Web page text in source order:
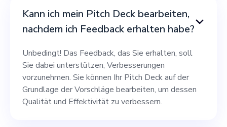
Kann ich mein Pitch Deck bearbeiten,
nachdem ich Feedback erhalten habe?
Unbedingt! Das Feedback, das Sie erhalten, soll
Sie dabei unterstützen, Verbesserungen
vorzunehmen. Sie können Ihr Pitch Deck auf der
Grundlage der Vorschläge bearbeiten, um dessen
Qualität und Effektivität zu verbessern.